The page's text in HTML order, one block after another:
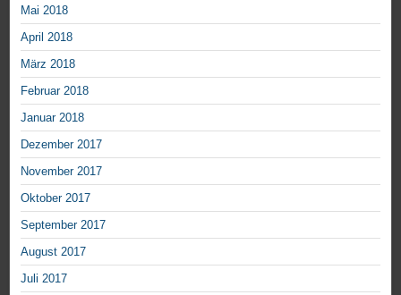
Mai 2018
April 2018
März 2018
Februar 2018
Januar 2018
Dezember 2017
November 2017
Oktober 2017
September 2017
August 2017
Juli 2017